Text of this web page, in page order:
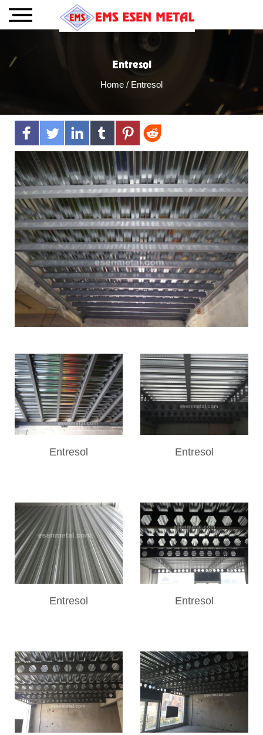
Entresol
Home / Entresol
Entresol Entresol
Entresol Entresol